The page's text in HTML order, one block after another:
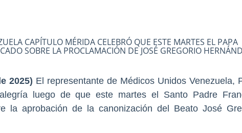
CAPÍTULO MÉRIDA CELEBRÓ QUE ESTE MARTES EL PAPA
SOBRE LA PROCLAMACIÓN DE JOSÉ GREGORIO
2025) El representante de Médicos Unidos Venezuela,
luego de que este martes el Santo Padre
la aprobación de la canonización del Beato José